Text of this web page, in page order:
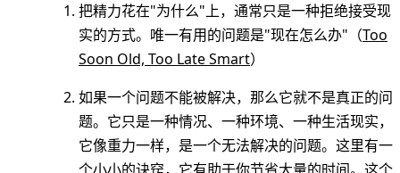
把精力花在"为什么"上，通常只是一种拒绝接受现
实的方式。唯一有用的问题是"现在怎么办"（Too
Soon Old, Too Late Smart）
如果一个问题不能被解决，那么它就不是真正的问
题。它只是一种情况、一种环境、一种生活现实，
它像重力一样，是一个无法解决的问题。这里有一